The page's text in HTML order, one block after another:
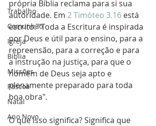
Trabalho
Comunhão
Igreja
Bíblia
Missões
Páscoa
Natal
Ano Novo
própria Bíblia reclama para si sua
autoridade. Em 2 Timóteo 3.16 está
escrito: "Toda a Escritura é inspirada
por Deus e útil para o ensino, para a
repreensão, para a correção e para
a instrução na justiça, para que o
homem de Deus seja apto e
plenamente preparado para toda
boa obra".
O que isso significa? Significa que